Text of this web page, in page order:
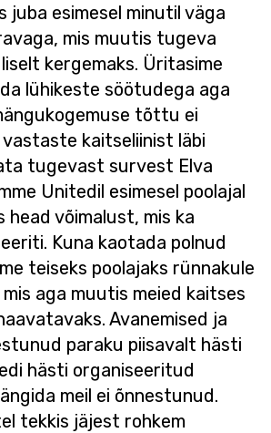
juba esimesel minutil väga
mis muutis tugeva
kergemaks. Üritasime
lühikeste söötudega aga
tõttu ei
kaitseliinist läbi
tugevast survest Elva
Unitedil esimesel poolajal
head võimalust, mis ka
Kuna kaotada polnud
teiseks poolajaks rünnakule
aga muutis meied kaitses
Avanemised ja
paraku piisavalt hästi
hästi organiseeritud
meil ei õnnestunud.
tekkis jäjest rohkem